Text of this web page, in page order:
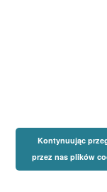
Kontynuując
przez nas plików